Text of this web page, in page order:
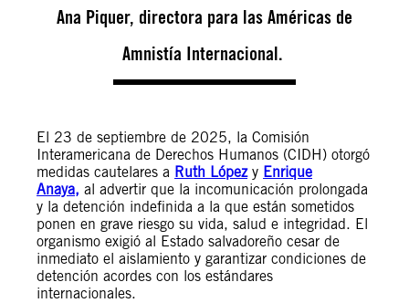
Ana Piquer, directora para las Américas de
Amnistía Internacional.
El 23 de septiembre de 2025, la Comisión
Interamericana de Derechos Humanos (CIDH) otorgó
medidas cautelares a Ruth Lópezy Enrique
Anaya, al advertir que la incomunicación prolongada
y la detención indefinida a la que están sometidos
ponen en grave riesgo su vida, salud e integridad. El
organismo exigió al Estado salvadoreño cesar de
inmediato el aislamiento y garantizar condiciones de
detención acordes con los estándares
internacionales.